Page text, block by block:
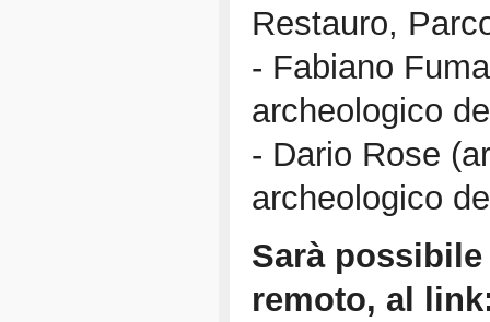
Restauro,
- Fabiano
archeologico
- Dario Rose
archeologico
Sarà
remoto, al